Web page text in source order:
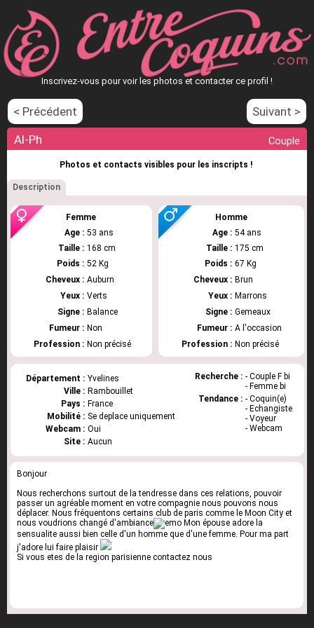
Inscrivez-vous pour voir les photos et contacter ce profil !
< Précédent
Suivant >
Al-Ph
Couple
Photos et contacts visibles pour les inscripts !
Description
Femme
Age : 53 ans
Taille : 168 cm
Poids : 52 Kg
Cheveux : Auburn
Yeux : Verts
Signe : Balance
Fumeur : Non
Profession : Non précisé
Homme
Age : 54 ans
Taille : 175 cm
Poids : 67 Kg
Cheveux : Brun
Yeux : Marrons
Signe : Gemeaux
Fumeur : A l'occasion
Profession : Non précisé
Département : Yvelines
Ville : Rambouillet
Pays : France
Mobilité : Se deplace uniquement
Webcam : Oui
Site : Aucun
Recherche : - Couple F bi
- Femme bi
Tendance : - Coquin(e)
- Echangiste
- Voyeur
- Webcam
Bonjour
Nous recherchons surtout de la tendresse dans ces relations, pouvoir
passer un agréable moment en votre compagnie nous pouvons nous
déplacer. Nous fréquentons certains club de paris comme le Moon City et
nous voudrions changé d'ambiance
Mon épouse adore la
sensualite aussi bien celle d'un homme que d'une femme. Pour ma part
j'adore lui faire plaisir
Si vous etes de la region parisienne contactez nous